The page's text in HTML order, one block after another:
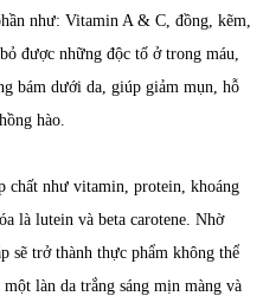
như: Vitamin A & C, đồng, kẽm,
được những độc tố ở trong máu,
bám dưới da, giúp giảm mụn, hỗ
hào.
chất như vitamin, protein, khoáng
là lutein và beta carotene. Nhờ
sẽ trở thành thực phẩm không thể
làn da trắng sáng mịn màng và